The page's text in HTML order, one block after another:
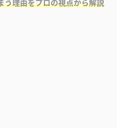
う理由をプロの視点から解説